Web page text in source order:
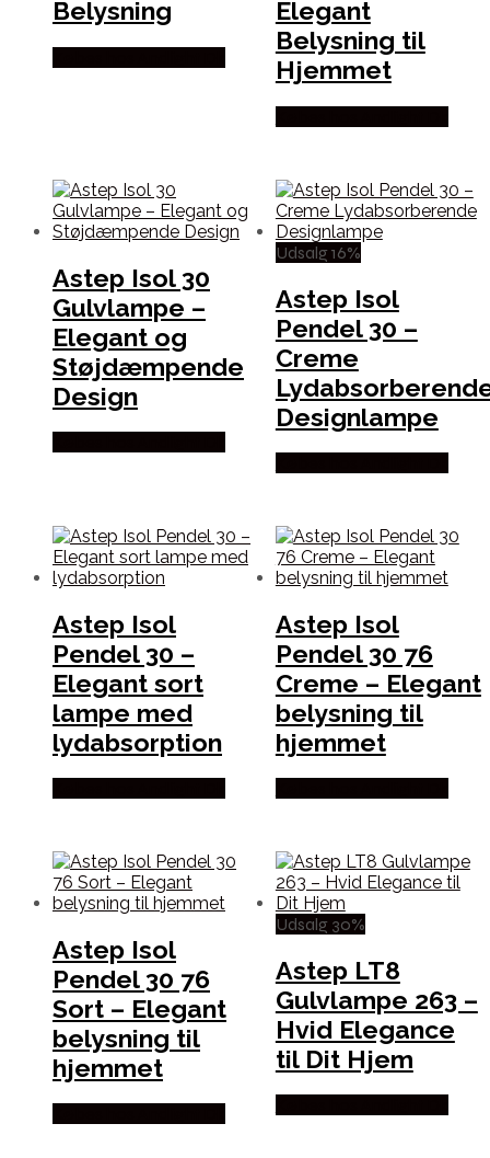
Belysning
Elegant
Belysning til
Hjemmet
Astep Isol 30
Gulvlampe –
Elegant og
Støjdæmpende
Design
Udsalg 16%
Astep Isol
Pendel 30 –
Creme
Designlampe
Astep Isol
Pendel 30 –
Elegant sort
lampe med
lydabsorption
Astep Isol
Pendel 30 76
Creme – Elegant
belysning til
hjemmet
Astep Isol
Pendel 30 76
Sort – Elegant
belysning til
hjemmet
Udsalg 30%
Astep LT8
Gulvlampe 263 –
Hvid Elegance
til Dit Hjem